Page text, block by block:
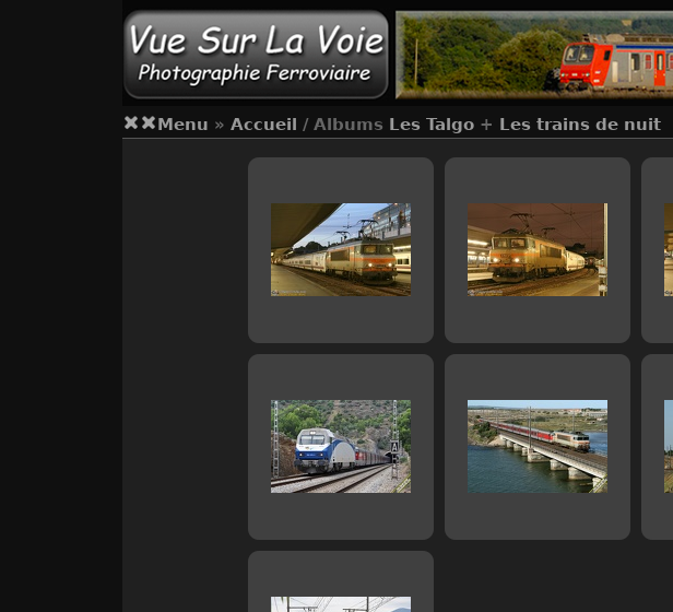
Menu » Accueil / Albums Les Talgo + Les trains de nuit